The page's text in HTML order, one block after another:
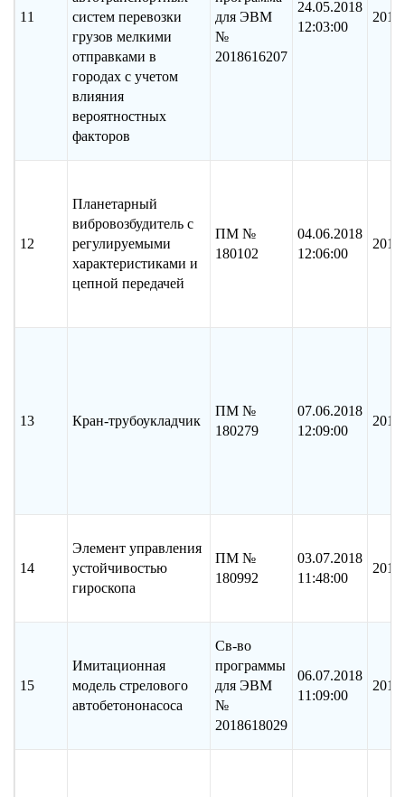
11
систем перевозки
грузов мелкими
отправками в
городах с учетом
влияния
вероятностных
факторов
для ЭВМ
№
2018616207
24.05.2018
12:03:00
12
Планетарный
вибровозбудитель с
регулируемыми
характеристиками и
цепной передачей
ПМ №
180102
04.06.2018
12:06:00
13 Кран-трубоукладчик
ПМ №
180279
07.06.2018
12:09:00
14
Элемент управления
устойчивостью
гироскопа
ПМ №
180992
03.07.2018
11:48:00
15
Имитационная
модель стрелового
автобетононасоса
Св-во
программы
для ЭВМ
№
2018618029
06.07.2018
11:09:00